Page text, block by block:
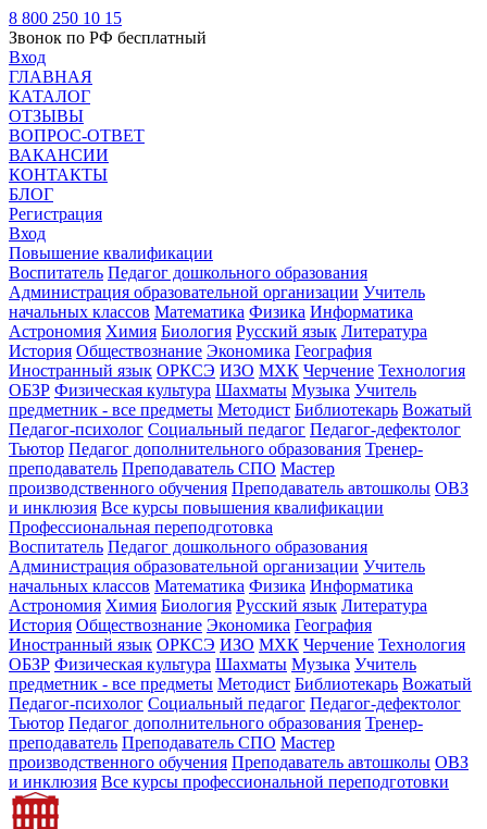
8 800 250 10 15
Звонок по РФ бесплатный
Вход
ГЛАВНАЯ
КАТАЛОГ
ОТЗЫВЫ
ВОПРОС-ОТВЕТ
ВАКАНСИИ
КОНТАКТЫ
БЛОГ
Регистрация
Вход
Повышение квалификации
Воспитатель Педагог дошкольного образования
Администрация образовательной организации Учитель
начальных классов Математика Физика Информатика
Астрономия Химия Биология Русский язык Литература
История Обществознание Экономика География
Иностранный язык ОРКСЭ ИЗО МХК Черчение Технология
ОБЗР Физическая культура Шахматы Музыка Учитель
предметник - все предметы Методист Библиотекарь Вожатый
Педагог-психолог Социальный педагог Педагог-дефектолог
Тьютор Педагог дополнительного образования Тренер-
преподаватель Преподаватель СПО Мастер
производственного обучения Преподаватель автошколы ОВЗ
и инклюзия Все курсы повышения квалификации
Профессиональная переподготовка
Воспитатель Педагог дошкольного образования
Администрация образовательной организации Учитель
начальных классов Математика Физика Информатика
Астрономия Химия Биология Русский язык Литература
История Обществознание Экономика География
Иностранный язык ОРКСЭ ИЗО МХК Черчение Технология
ОБЗР Физическая культура Шахматы Музыка Учитель
предметник - все предметы Методист Библиотекарь Вожатый
Педагог-психолог Социальный педагог Педагог-дефектолог
Тьютор Педагог дополнительного образования Тренер-
преподаватель Преподаватель СПО Мастер
производственного обучения Преподаватель автошколы ОВЗ
и инклюзия Все курсы профессиональной переподготовки